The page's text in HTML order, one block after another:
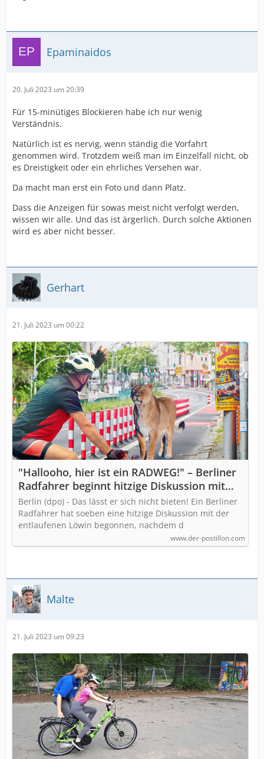
Epaminaidos
20. Juli 2023 um 20:39
Für 15-minütiges Blockieren habe ich nur wenig
Verständnis.
Natürlich ist es nervig, wenn ständig die Vorfahrt
genommen wird. Trotzdem weiß man im Einzelfall nicht, ob
es Dreistigkeit oder ein ehrliches Versehen war.
Da macht man erst ein Foto und dann Platz.
Dass die Anzeigen für sowas meist nicht verfolgt werden,
wissen wir alle. Und das ist ärgerlich. Durch solche Aktionen
wird es aber nicht besser.
Gerhart
21. Juli 2023 um 00:22
"Hallooho, hier ist ein RADWEG!" – Berliner
Radfahrer beginnt hitzige Diskussion mit
entlaufener Löwin
Berlin (dpo) - Das lässt er sich nicht bieten! Ein Berliner
Radfahrer hat soeben eine hitzige Diskussion mit der
entlaufenen Löwin begonnen, nachdem d
www.der-postillon.com
Malte
21. Juli 2023 um 09:23